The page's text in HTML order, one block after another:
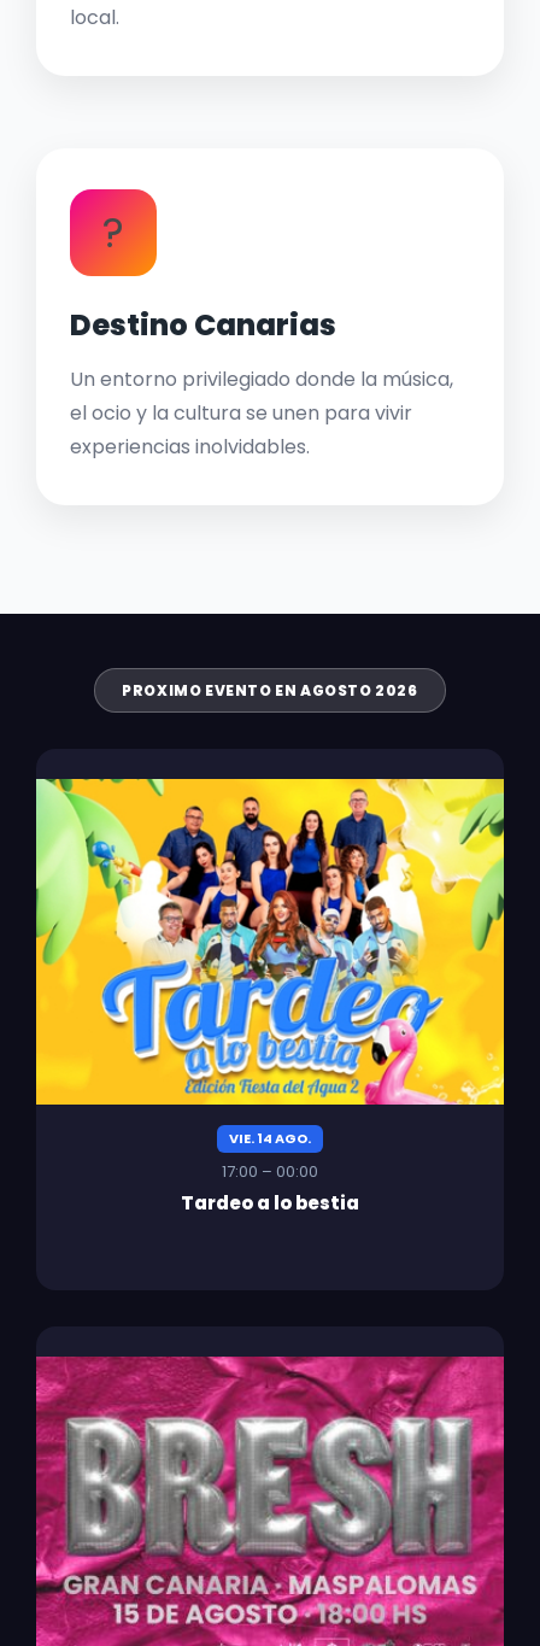
local.
?
Destino Canarias
Un entorno privilegiado donde la música,
el ocio y la cultura se unen para vivir
experiencias inolvidables.
PROXIMO EVENTO EN AGOSTO 2026
VIE. 14 AGO.
17:00 – 00:00
Tardeo a lo bestia